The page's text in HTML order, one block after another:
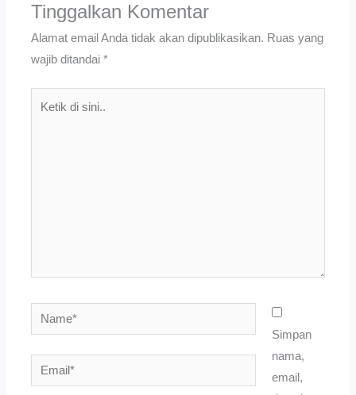
Tinggalkan Komentar
Alamat email Anda tidak akan dipublikasikan. Ruas yang
wajib ditandai*
Name*
Email*
Simpan
nama,
email,